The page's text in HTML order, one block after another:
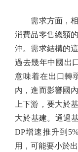
需求方面，相
消費品零售總額
沖。需求結構的
過去幾年中國出
意味着在出口轉
內，進而影響國
上下游，要大於
大於基建。通過
DP增速推升到
用，可能要小於出